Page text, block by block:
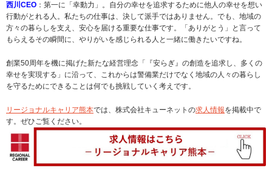
西川CEO ：第一に「幸動力」。自分の幸せを追求するために他人の幸せを想い
行動がとれる人。私たちの仕事は、決して派手ではありません。でも、地域の
方々の暮らしを支え、安心を届ける重要な仕事です。「ありがとう」と言って
もらえるその瞬間に、やりがいを感じられる人と一緒に働きたいですね。
創業50周年を機に掲げた新たな経営理念「『安らぎ』の創造を追求し、多くの
幸せを実現する」に沿って、これからは警備業だけでなく地域の人々の暮らし
を守るためにできることは何でも挑戦していく考えです。
リージョナルキャリア熊本では、株式会社キューネットの求人情報を掲載中で
す。ぜひご覧ください。